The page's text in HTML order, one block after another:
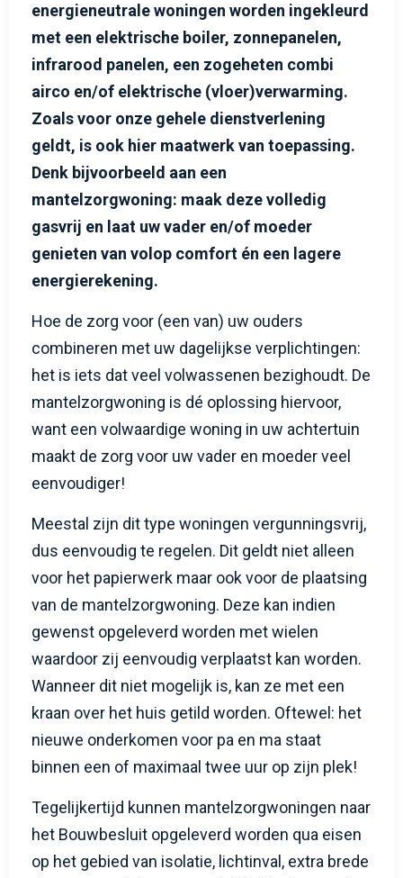
energieneutrale woningen worden ingekleurd
met een elektrische boiler, zonnepanelen,
infrarood panelen, een zogeheten combi
airco en/of elektrische (vloer)verwarming.
Zoals voor onze gehele dienstverlening
geldt, is ook hier maatwerk van toepassing.
Denk bijvoorbeeld aan een
mantelzorgwoning: maak deze volledig
gasvrij en laat uw vader en/of moeder
genieten van volop comfort én een lagere
energierekening.
Hoe de zorg voor (een van) uw ouders
combineren met uw dagelijkse verplichtingen:
het is iets dat veel volwassenen bezighoudt. De
mantelzorgwoning is dé oplossing hiervoor,
want een volwaardige woning in uw achtertuin
maakt de zorg voor uw vader en moeder veel
eenvoudiger!
Meestal zijn dit type woningen vergunningsvrij,
dus eenvoudig te regelen. Dit geldt niet alleen
voor het papierwerk maar ook voor de plaatsing
van de mantelzorgwoning. Deze kan indien
gewenst opgeleverd worden met wielen
waardoor zij eenvoudig verplaatst kan worden.
Wanneer dit niet mogelijk is, kan ze met een
kraan over het huis getild worden. Oftewel: het
nieuwe onderkomen voor pa en ma staat
binnen een of maximaal twee uur op zijn plek!
Tegelijkertijd kunnen mantelzorgwoningen naar
het Bouwbesluit opgeleverd worden qua eisen
op het gebied van isolatie, lichtinval, extra brede